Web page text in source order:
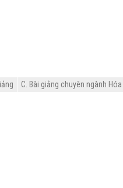
C. Bài giảng chuyên ngành